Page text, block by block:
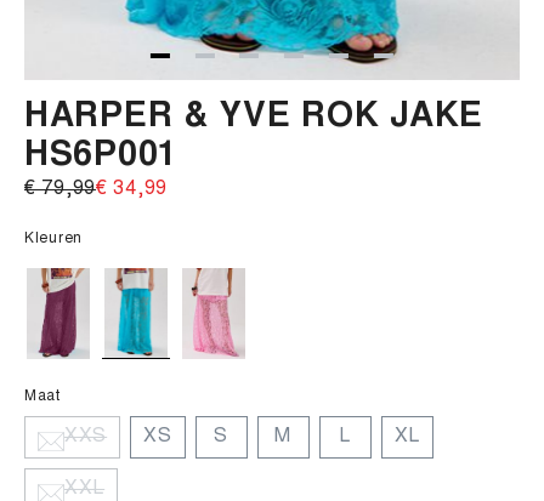
HARPER & YVE ROK JAKE
HS6P001
€ 79,99‌€ 34,99‌
Kleuren
Maat
XXS XS S M L XL
XXL